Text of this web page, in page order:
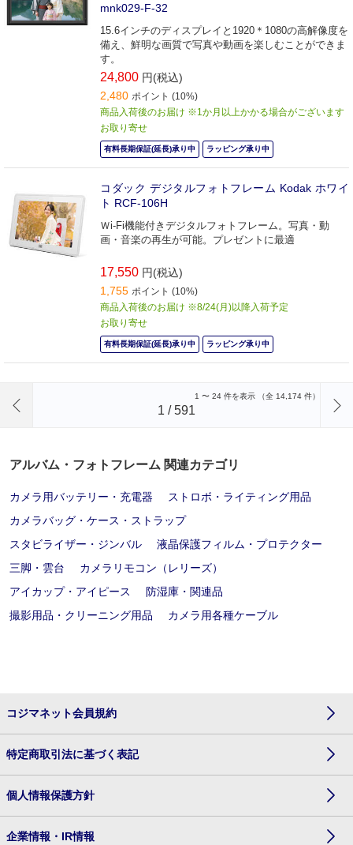
mnk029-F-32
15.6インチのディスプレイと1920＊1080の高解像度を
備え、鮮明な画質で写真や動画を楽しむことができま
す。
24,800 円(税込)
2,480 ポイント (10%)
商品入荷後のお届け ※1か月以上かかる場合がございます
お取り寄せ
有料長期保証(延長)承り中 ラッピング承り中
コダック デジタルフォトフレーム Kodak ホワイ
ト RCF-106H
Ｗi-Fi機能付きデジタルフォトフレーム。写真・動
画・音楽の再生が可能。プレゼントに最適
17,550 円(税込)
1,755 ポイント (10%)
商品入荷後のお届け ※8/24(月)以降入荷予定
お取り寄せ
有料長期保証(延長)承り中 ラッピング承り中
1 〜 24 件を表示 （全 14,174 件）
1 /591
アルバム・フォトフレーム 関連カテゴリ
カメラ用バッテリー・充電器
ストロボ・ライティング用品
カメラバッグ・ケース・ストラップ
スタビライザー・ジンバル
液晶保護フィルム・プロテクター
三脚・雲台
カメラリモコン（レリーズ）
アイカップ・アイピース
防湿庫・関連品
撮影用品・クリーニング用品
カメラ用各種ケーブル
コジマネット会員規約
特定商取引法に基づく表記
個人情報保護方針
企業情報・IR情報